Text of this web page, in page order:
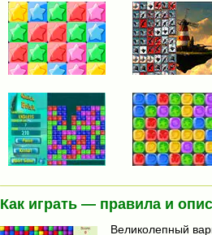
Как играть — правила и
Великолепный